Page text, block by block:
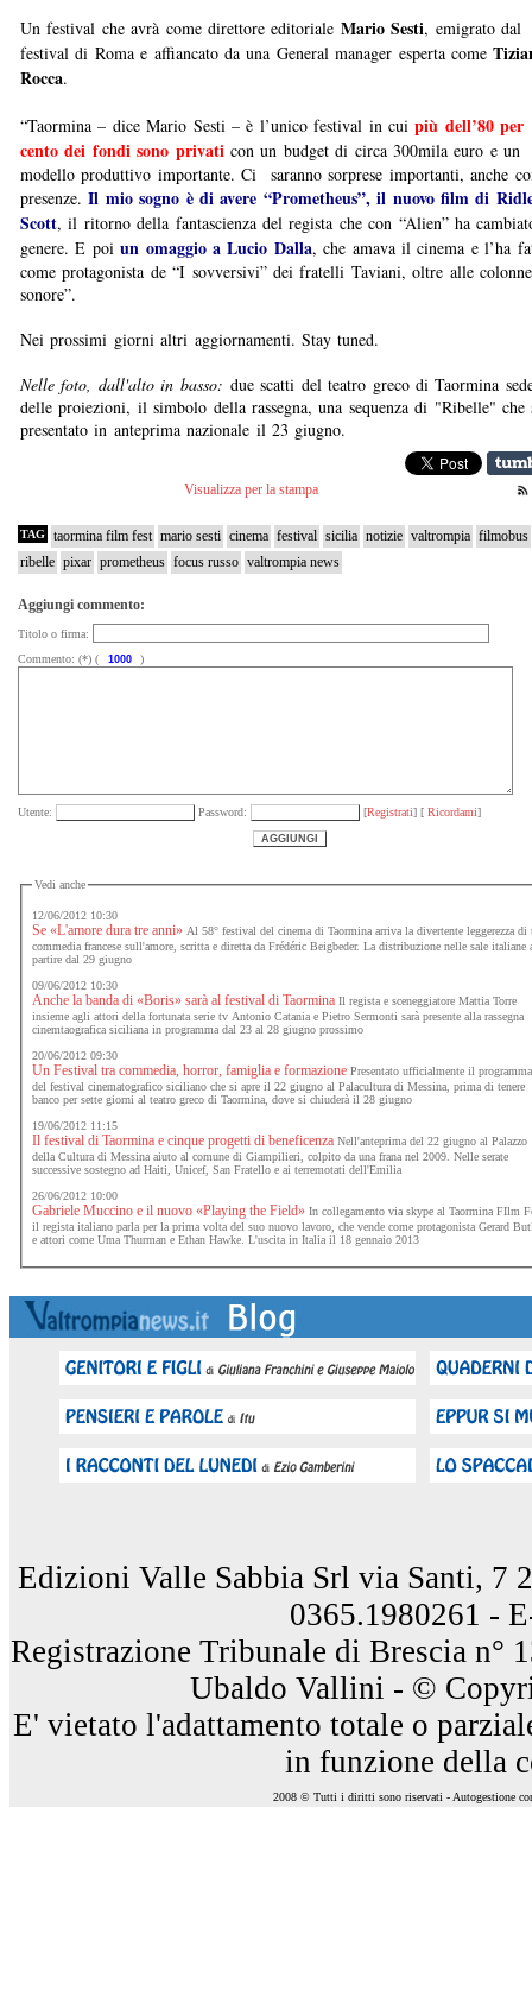
Un festival che avrà come direttore editoriale Mario Sesti, emigrato dal
festival di Roma e affiancato da una General manager esperta come
Rocca.
“Taormina – dice Mario Sesti – è l’unico festival in cuipiù dell’80 per
cento dei fondi sono privaticon un budget di circa 300mila euro e un
modello produttivo importante. Ci saranno sorprese importanti, anche
presenze. Il mio sogno è di avere “Prometheus”, il nuovo film di
Scott, il ritorno della fantascienza del regista che con “Alien” ha
genere. E poiun omaggio a Lucio Dalla, che amava il cinema e l’ha
come protagonista de “I sovversivi” dei fratelli Taviani, oltre alle colonne
sonore”.
Nei prossimi giorni altri aggiornamenti. Stay tuned.
Nelle foto, dall'alto in basso: due scatti del teatro greco di Taormina
delle proiezioni, il simbolo della rassegna, una sequenza di "Ribelle" che
presentato in anteprima nazionale il 23 giugno.
Visualizza per la stampa
TAG taormina film fest mario sesti cinema festival sicilia notizie valtrompia filmobus
ribelle pixar prometheus focus russo valtrompia news
Aggiungi commento:
Titolo o firma:
Commento: (*) (
)
Utente: Password: [Registrati] [ Ricordami]
Vedi anche
12/06/2012 10:30
Se «L'amore dura tre anni»Al 58° festival del cinema di Taormina arriva la divertente leggerezza di
commedia francese sull'amore, scritta e diretta da Frédéric Beigbeder. La distribuzione nelle sale italiane
partire dal 29 giugno
09/06/2012 10:30
Anche la banda di «Boris» sarà al festival di TaorminaIl regista e sceneggiatore Mattia Torre
insieme agli attori della fortunata serie tv Antonio Catania e Pietro Sermonti sarà presente alla rassegna
cinemtaografica siciliana in programma dal 23 al 28 giugno prossimo
20/06/2012 09:30
Un Festival tra commedia, horror, famiglia e formazionePresentato ufficialmente il programma
del festival cinematografico siciliano che si apre il 22 giugno al Palacultura di Messina, prima di tenere
banco per sette giorni al teatro greco di Taormina, dove si chiuderà il 28 giugno
19/06/2012 11:15
Il festival di Taormina e cinque progetti di beneficenzaNell'anteprima del 22 giugno al Palazzo
della Cultura di Messina aiuto al comune di Giampilieri, colpito da una frana nel 2009. Nelle serate
successive sostegno ad Haiti, Unicef, San Fratello e ai terremotati dell'Emilia
26/06/2012 10:00
Gabriele Muccino e il nuovo «Playing the Field»In collegamento via skype al Taormina FIlm
il regista italiano parla per la prima volta del suo nuovo lavoro, che vende come protagonista Gerard
e attori come Uma Thurman e Ethan Hawke. L'uscita in Italia il 18 gennaio 2013
Edizioni Valle Sabbia Srl via Santi, 7
0365.1980261 -
Registrazione Tribunale di Brescia n°
Ubaldo Vallini - ©
E' vietato l'adattamento totale o
in funzione della
2008 © Tutti i diritti sono riservati - Autogestione